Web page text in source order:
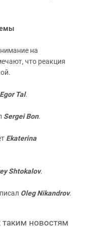
на
что реакция
Egor Tal.
Sergei Bon.
Ekaterina
Shtokalov.
Oleg Nikandrov.
новостям